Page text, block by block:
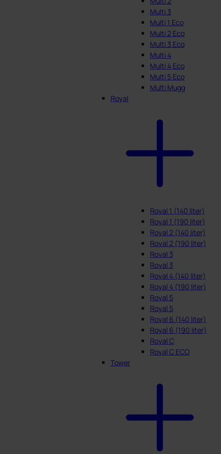
Multi 3
Multi 1 Eco
Multi 2 Eco
Multi 3 Eco
Multi 4
Multi 4 Eco
Multi 5 Eco
Multi Mugg
Royal
Royal 1 (140 liter)
Royal 1 (190 liter)
Royal 2 (140 liter)
Royal 2 (190 liter)
Royal 3
Royal 3
Royal 4 (140 liter)
Royal 4 (190 liter)
Royal 5
Royal 5
Royal 6 (140 liter)
Royal 6 (190 liter)
Royal C
Royal C ECO
Tower